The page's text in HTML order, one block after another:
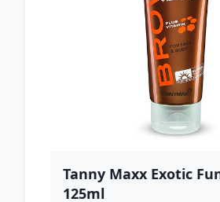
Tanny Maxx Exotic
125ml